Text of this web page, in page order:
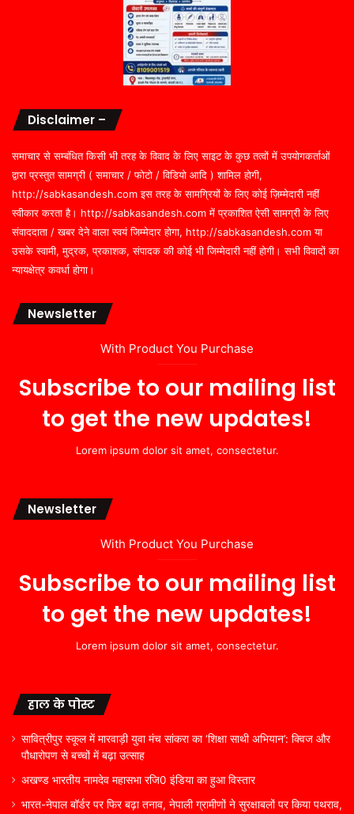
Disclaimer –
समाचार से सम्बंधित किसी भी तरह के विवाद के लिए साइट के कुछ तत्वों में उपयोगकर्ताओं
द्वारा प्रस्तुत सामग्री ( समाचार / फोटो / विडियो आदि ) शामिल होगी,
http://sabkasandesh.com इस तरह के सामग्रियों के लिए कोई ज़िम्मेदारी नहीं
स्वीकार करता है। http://sabkasandesh.com में प्रकाशित ऐसी सामग्री के लिए
संवाददाता / खबर देने वाला स्वयं जिम्मेदार होगा, http://sabkasandesh.com या
उसके स्वामी, मुद्रक, प्रकाशक, संपादक की कोई भी जिम्मेदारी नहीं होगी। सभी विवादों का
न्यायक्षेत्र कवर्धा होगा।
Newsletter
With Product You Purchase
Subscribe to our mailing list
to get the new updates!
Lorem ipsum dolor sit amet, consectetur.
Newsletter
With Product You Purchase
Subscribe to our mailing list
to get the new updates!
Lorem ipsum dolor sit amet, consectetur.
हाल के पोस्ट
सावित्रीपुर स्कूल में मारवाड़ी युवा मंच सांकरा का ‘शिक्षा साथी अभियान’: क्विज और
पौधारोपण से बच्चों में बढ़ा उत्साह
अखण्ड भारतीय नामदेव महासभा रजि0 इंडिया का हुआ विस्तार
भारत-नेपाल बॉर्डर पर फिर बढ़ा तनाव, नेपाली ग्रामीणों ने सुरक्षाबलों पर किया पथराव,